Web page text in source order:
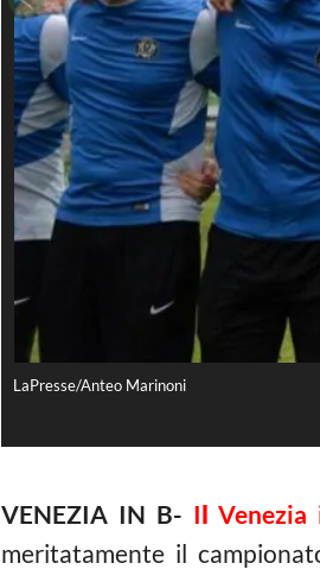
LaPresse/Anteo Marinoni
VENEZIA IN B- Il
meritatamente il